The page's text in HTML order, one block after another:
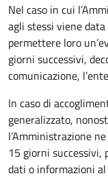
Nel caso in cui
agli stessi viene
permettere loro
giorni successivi,
comunicazione,
In caso di
generalizzato,
l’Amministrazione
15 giorni
dati o informazioni